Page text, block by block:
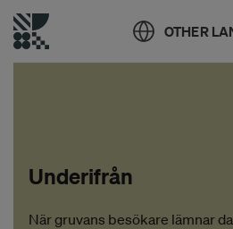
OTHER
Underifrån
När gruvans besökare lämnar